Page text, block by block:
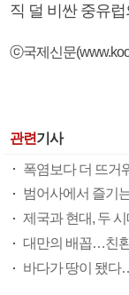
직 덜 비싼 중유
ⓒ국제신문
관련기사
범어사에서 즐기
제국과 현대, 두
대만의 배꼽…친
바다가 땅이 됐